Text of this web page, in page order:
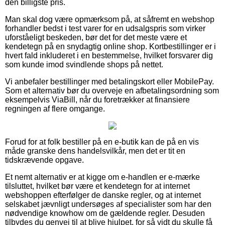
den billigste pris.
Man skal dog være opmærksom på, at såfremt en webshop
forhandler bedst i test varer for en udsalgspris som virker
uforståeligt beskeden, bør det for det meste være et
kendetegn på en snydagtig online shop. Kortbestillinger er i
hvert fald inkluderet i en bestemmelse, hvilket forsvarer dig
som kunde imod svindlende shops på nettet.
Vi anbefaler bestillinger med betalingskort eller MobilePay.
Som et alternativ bør du overveje en afbetalingsordning som
eksempelvis ViaBill, når du foretrækker at finansiere
regningen af flere omgange.
Forud for at folk bestiller på en e-butik kan de på en vis
måde granske dens handelsvilkår, men det er tit en
tidskrævende opgave.
Et nemt alternativ er at kigge om e-handlen er e-mærke
tilsluttet, hvilket bør være et kendetegn for at internet
webshoppen efterfølger de danske regler, og at internet
selskabet jævnligt undersøges af specialister som har den
nødvendige knowhow om de gældende regler. Desuden
tilbydes du genvej til at blive hjulpet, for så vidt du skulle få